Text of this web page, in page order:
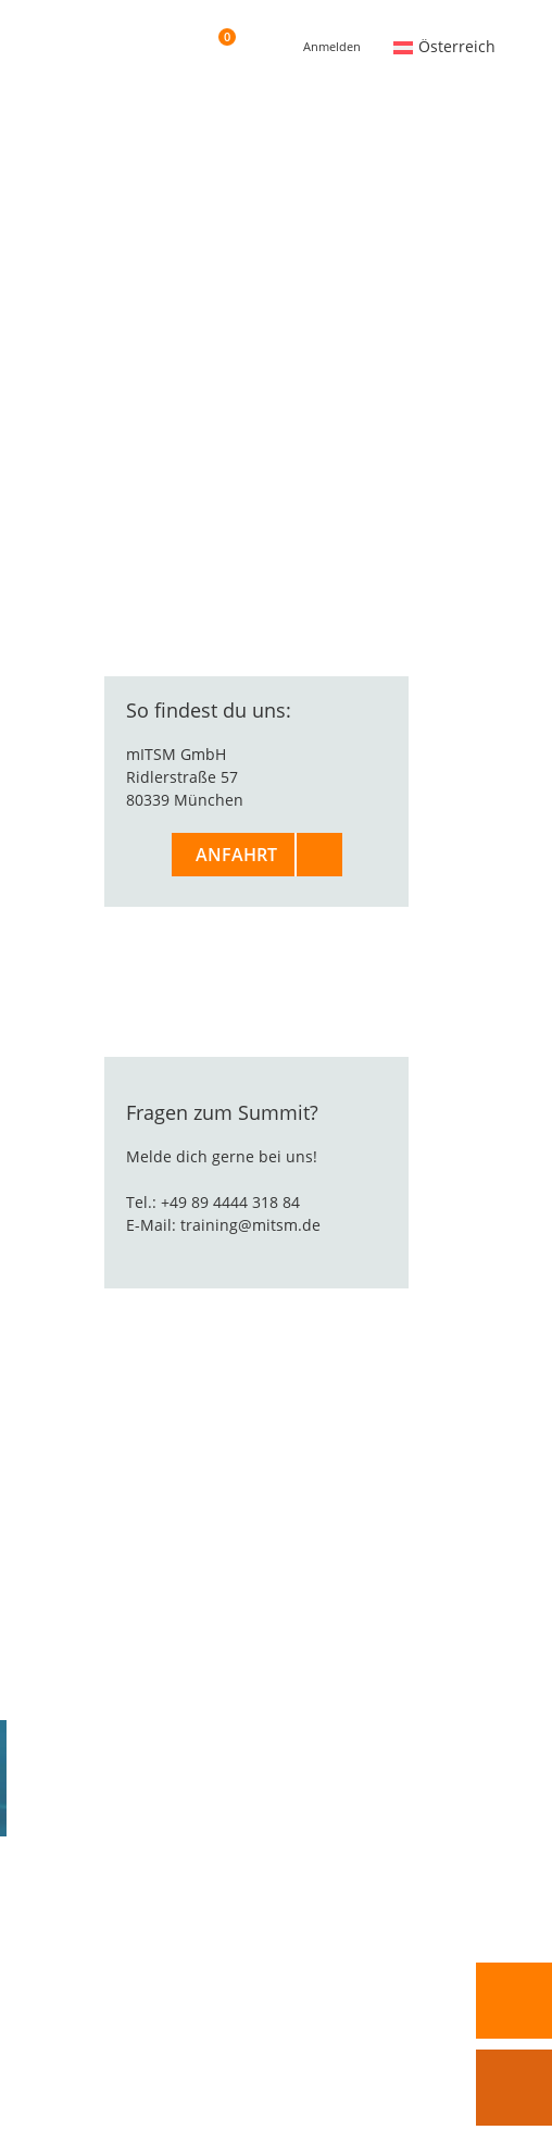
0
Anmelden Österreich
So findest du uns:
mITSM GmbH
Ridlerstraße 57
80339 München
ANFAHRT
Fragen zum Summit?
Melde dich gerne bei uns!
Tel.: +49 89 4444 318 84
E-Mail: training@mitsm.de